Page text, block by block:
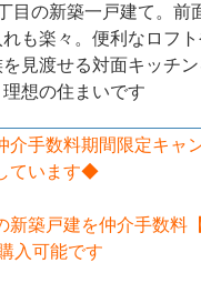
目の新築一戸建て。前
れも楽々。便利なロフ
見渡せる対面キッチ
想の住まいです
手数料期間限定キャ
ています◆
新築戸建を仲介手数料
入可能です